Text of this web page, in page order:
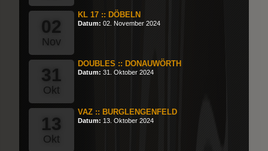
02
Nov
KL 17 :: DÖBELN
Datum: 02. November 2024
31
Okt
DOUBLES :: DONAUWÖRTH
Datum: 31. Oktober 2024
13
Okt
VAZ :: BURGLENGENFELD
Datum: 13. Oktober 2024